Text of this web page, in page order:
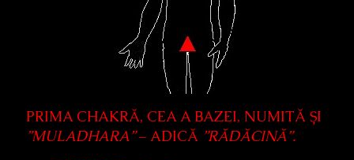
PRIMA CHAKRĂ, CEA A BAZEI, NUMITĂ ȘI
”MULADHARA”– ADICĂ ”RĂDĂCINĂ”.